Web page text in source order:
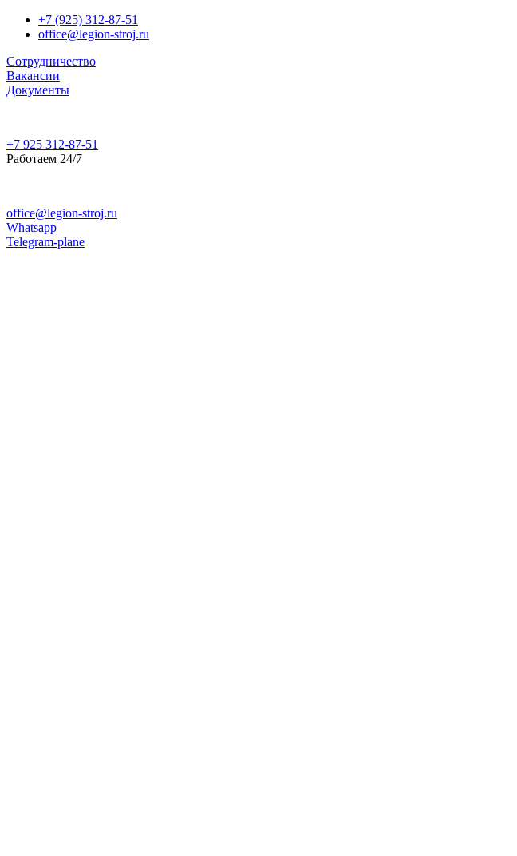
+7 (925) 312-87-51
office@legion-stroj.ru
Сотрудничество
Вакансии
Документы
+7 925 312-87-51
Работаем 24/7
office@legion-stroj.ru
Whatsapp
Telegram-plane